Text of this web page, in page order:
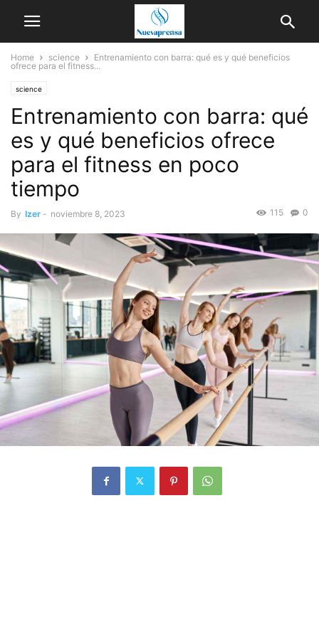
Home science
Entrenamiento con barra: qué es y qué beneficios
ofrece para el fitness...
science
Entrenamiento con barra: qué
es y qué beneficios ofrece
para el fitness en poco
tiempo
By Izer - noviembre 8, 2023 0
115